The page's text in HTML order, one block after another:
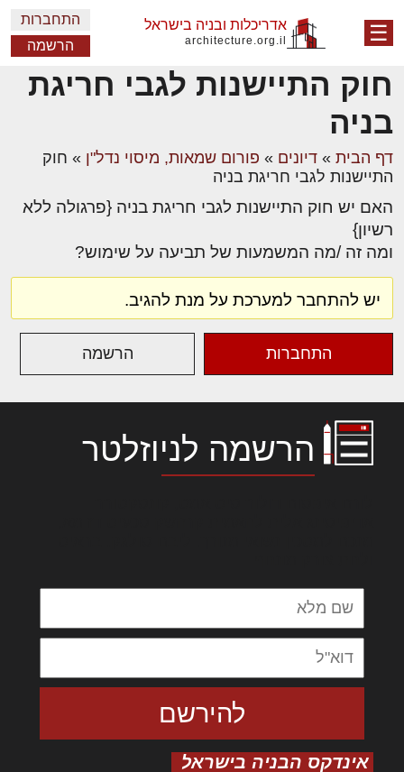
☰ אדריכלות ובניה בישראל
architecture.org.il
התחברות
הרשמה
חוק התיישנות לגבי חריגת
בניה
דף הבית » דיונים » פורום שמאות, מיסוי נדל"ן » חוק
התיישנות לגבי חריגת בניה
האם יש חוק התיישנות לגבי חריגת בניה {פרגולה ללא
רשיון}
ומה זה /מה המשמעות של תביעה על שימוש?
יש להתחבר למערכת על מנת להגיב.
התחברות הרשמה
הרשמה לניוזלטר
אינדקס הבניה בישראל